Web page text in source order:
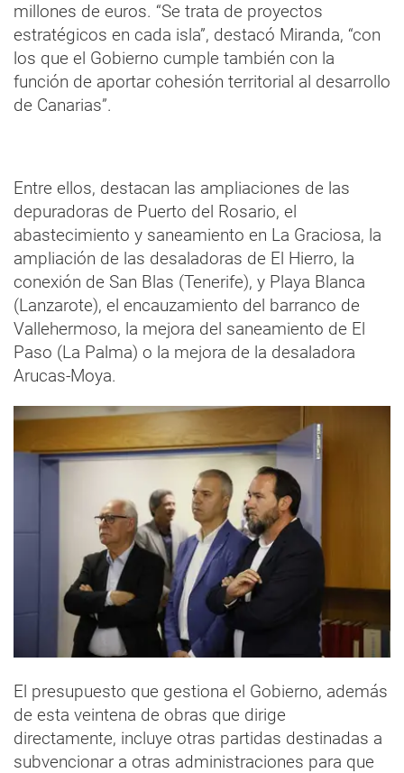
millones de euros. “Se trata de proyectos
estratégicos en cada isla”, destacó Miranda, “con
los que el Gobierno cumple también con la
función de aportar cohesión territorial al desarrollo
de Canarias”.
Entre ellos, destacan las ampliaciones de las
depuradoras de Puerto del Rosario, el
abastecimiento y saneamiento en La Graciosa, la
ampliación de las desaladoras de El Hierro, la
conexión de San Blas (Tenerife), y Playa Blanca
(Lanzarote), el encauzamiento del barranco de
Vallehermoso, la mejora del saneamiento de El
Paso (La Palma) o la mejora de la desaladora
Arucas-Moya.
El presupuesto que gestiona el Gobierno, además
de esta veintena de obras que dirige
directamente, incluye otras partidas destinadas a
subvencionar a otras administraciones para que